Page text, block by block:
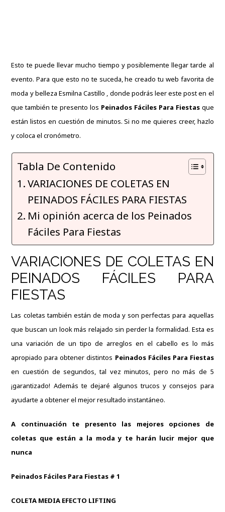
Esto te puede llevar mucho tiempo y posiblemente llegar tarde al
evento.Para que esto no te suceda, he creado tu web favorita de
moda y belleza Esmilna Castillo , donde podrás leer este post en el
que también te presento los Peinados Fáciles Para Fiestas que
están listos en cuestión de minutos.Si no me quieres creer, hazlo
y coloca el cronómetro.
Tabla De Contenido
VARIACIONES DE COLETAS EN
PEINADOS FÁCILES PARA FIESTAS
Mi opinión acerca de los Peinados
Fáciles Para Fiestas
VARIACIONES DE COLETAS EN
PEINADOS FÁCILES PARA
FIESTAS
Las coletas también están de moda y son perfectas para aquellas
que buscan un look más relajado sin perder la formalidad. Esta es
una variación de un tipo de arreglos en el cabello es lo más
apropiado para obtener distintos Peinados Fáciles Para Fiestas
en cuestión de segundos, tal vez minutos, pero no más de 5
¡garantizado! Además te dejaré algunos trucos y consejos para
ayudarte a obtener el mejor resultado instantáneo.
A continuación te presento las mejores opciones de
coletas que están a la moda y te harán lucir mejor que
nunca
Peinados Fáciles Para Fiestas # 1
COLETA MEDIA EFECTO LIFTING